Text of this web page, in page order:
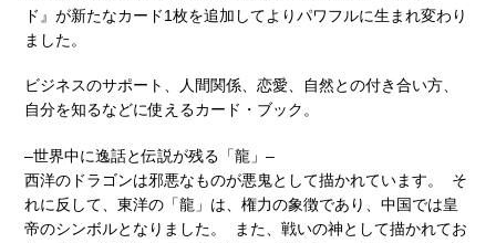
ド』が新たなカード1枚を追加してよりパワフルに生まれ変わり
ました。
ビジネスのサポート、人間関係、恋愛、自然との付き合い方、
自分を知るなどに使えるカード・ブック。
–世界中に逸話と伝説が残る「龍」–
西洋のドラゴンは邪悪なものが悪鬼として描かれています。 そ
れに反して、東洋の「龍」は、権力の象徴であり、中国では皇
帝のシンボルとなりました。 また、戦いの神として描かれてお